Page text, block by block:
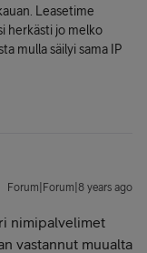
Leasetime
herkästi jo melko
mulla säilyi sama IP
Forum|Forum|8 years ago
nimipalvelimet
vastannut muualta